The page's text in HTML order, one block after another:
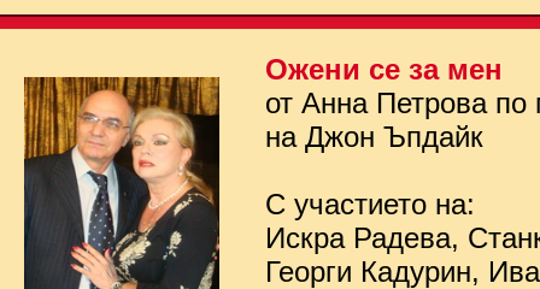
Ожени се за мен
от Анна Петрова по
на Джон Ъпдайк
С участието на:
Искра Радева,
Георги Кадурин,